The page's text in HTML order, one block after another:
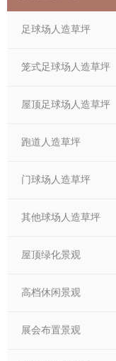
足球场人造草坪
笼式足球场人造草坪
屋顶足球场人造草坪
跑道人造草坪
门球场人造草坪
其他球场人造草坪
屋顶绿化景观
高档休闲景观
展会布置景观